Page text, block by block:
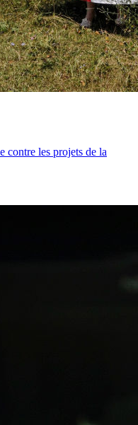
contre les projets de la